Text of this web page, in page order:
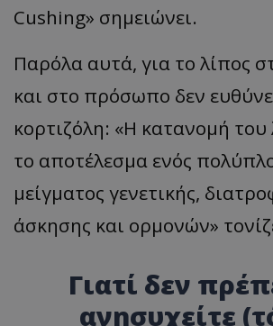
Cushing» σημειώνει.
Παρόλα αυτά, για το λίπος
και στο πρόσωπο δεν
κορτιζόλη: «Η κατανομή του
το αποτέλεσμα ενός
μείγματος γενετικής,
άσκησης και ορμονών»
Γιατί δεν
ανησυχείτε